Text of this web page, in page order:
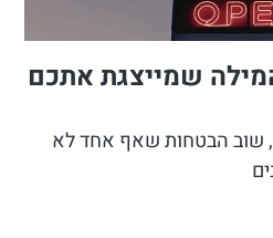
שמייצגת אתכם
שוב הבטחות שאף אחד לא